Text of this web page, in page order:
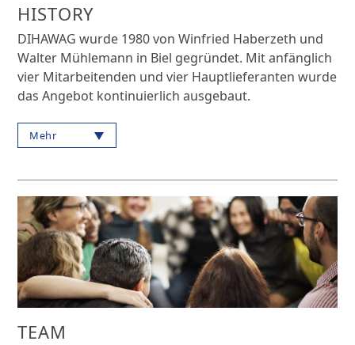
HISTORY
DIHAWAG wurde 1980 von Winfried Haberzeth und
Walter Mühlemann in Biel gegründet. Mit anfänglich
vier Mitarbeitenden und vier Hauptlieferanten wurde
das Angebot kontinuierlich ausgebaut.
Mehr
TEAM